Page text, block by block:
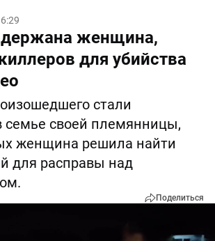
женщина,
для убийства
стали
своей племянницы,
женщина решила найти
для расправы над
Поделиться